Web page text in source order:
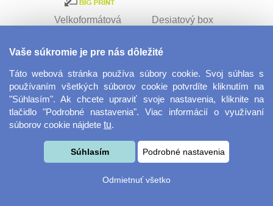
Velkoformátová
Desiatový box
Kovový dávkovač na
Obrus ​​125 x 75 cm
Vaše súkromie je pre nás dôležité
Táto webová stránka používa súbory cookie. Svoj súhlas s
používaním všetkých súborov cookie potvrdíte kliknutím na
"Súhlasím". Ak chcete upraviť svoje nastavenia, kliknite na
tlačidlo "Podrobné nastavenia". Viac informácií o využívaní
súborov cookie nájdete tu.
Súhlasím Podrobné nastavenia
Odmietnuť všetko